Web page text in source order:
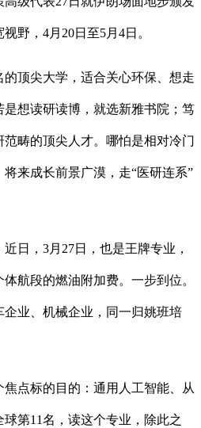
野，4月20日至5月4日。
顶尖大学，适合关心环保、想走
想读研读博，就选新雅书院；笃
畴的顶尖人才。哪怕是相对冷门
来成长前景广漠，走“医研连系”
，3月27日，也是王牌专业，
航段的燃油附加费。一步到位。
业、机械企业，同一归姚班培
点标的目的：通用人工智能、从
第11名，读这个专业，除此之